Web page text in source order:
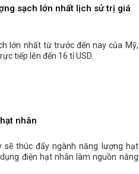
sạch lớn nhất lịch sử trị giá
lớn nhất từ trước đến nay của Mỹ,
tiếp lên đến 16 tỉ USD.
nhân
sẽ thúc đẩy ngành năng lượng hạt
điện hạt nhân làm nguồn năng